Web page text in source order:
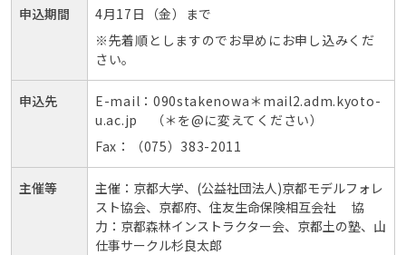
申込期間
4月17日（金）まで
※先着順としますのでお早めにお申し込みくだ
さい。
申込先
E-mail：090stakenowa＊mail2.adm.kyoto-
u.ac.jp （＊を@に変えてください）
Fax：（075）383-2011
主催等
主催：京都大学、(公益社団法人)京都モデルフォレ
スト協会、京都府、住友生命保険相互会社 協
力：京都森林インストラクター会、京都土の塾、山
仕事サークル杉良太郎